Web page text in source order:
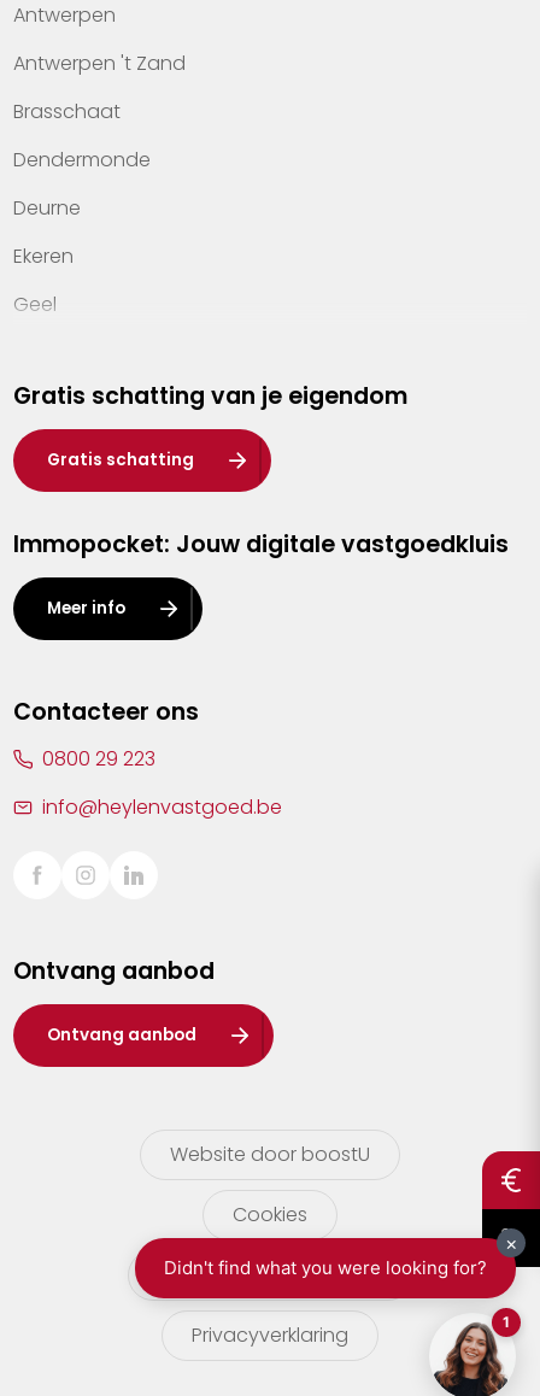
Kennis van wonen
Kantoren
Veelgestelde vragen
Werken bij Heylen Vastgoed
Contact
Antwerpen
Antwerpen 't Zand
Brasschaat
Dendermonde
Deurne
Ekeren
Geel
Hasselt
Heist-op-den-Berg
Herentals
Kalmthout
Leuven
Lier
Sint-Truiden
Waasland
Wuustwezel
Zoersel
Gratis schatting van je eigendom
Gratis schatting
Immopocket: Jouw digitale vastgoedkluis
Meer info
Contacteer ons
0800 29 223
info@heylenvastgoed.be
Ontvang aanbod
Ontvang aanbod
Website door boostU
Cookies
gebruikersvoorwaarden
Privacyverklaring